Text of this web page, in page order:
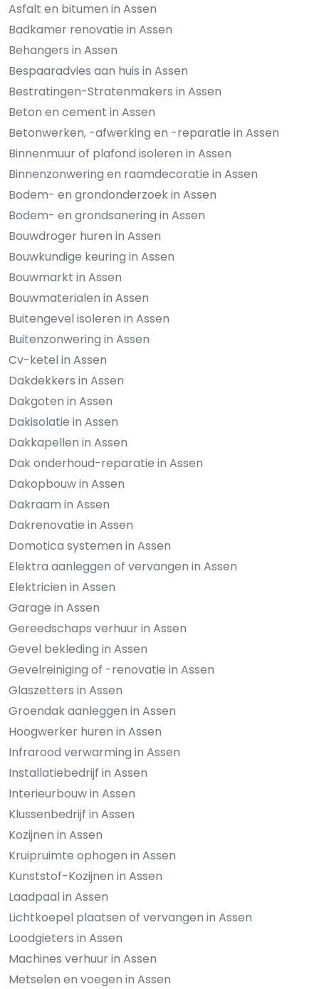
Asfalt en bitumen in Assen
Badkamer renovatie in Assen
Behangers in Assen
Bespaaradvies aan huis in Assen
Bestratingen-Stratenmakers in Assen
Beton en cement in Assen
Betonwerken, -afwerking en -reparatie in Assen
Binnenmuur of plafond isoleren in Assen
Binnenzonwering en raamdecoratie in Assen
Bodem- en grondonderzoek in Assen
Bodem- en grondsanering in Assen
Bouwdroger huren in Assen
Bouwkundige keuring in Assen
Bouwmarkt in Assen
Bouwmaterialen in Assen
Buitengevel isoleren in Assen
Buitenzonwering in Assen
Cv-ketel in Assen
Dakdekkers in Assen
Dakgoten in Assen
Dakisolatie in Assen
Dakkapellen in Assen
Dak onderhoud-reparatie in Assen
Dakopbouw in Assen
Dakraam in Assen
Dakrenovatie in Assen
Domotica systemen in Assen
Elektra aanleggen of vervangen in Assen
Elektricien in Assen
Garage in Assen
Gereedschaps verhuur in Assen
Gevel bekleding in Assen
Gevelreiniging of -renovatie in Assen
Glaszetters in Assen
Groendak aanleggen in Assen
Hoogwerker huren in Assen
Infrarood verwarming in Assen
Installatiebedrijf in Assen
Interieurbouw in Assen
Klussenbedrijf in Assen
Kozijnen in Assen
Kruipruimte ophogen in Assen
Kunststof-Kozijnen in Assen
Laadpaal in Assen
Lichtkoepel plaatsen of vervangen in Assen
Loodgieters in Assen
Machines verhuur in Assen
Metselen en voegen in Assen